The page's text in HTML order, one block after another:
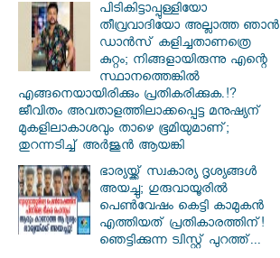
പിടികിട്ടാപ്പുള്ളിയോ
തീവ്രവാദിയോ അല്ലാത്ത ഞാൻ
ഡാൻസ് കളിച്ചതാണത്രെ
കുറ്റം; നിങ്ങളായിരുന്നു എന്റെ
സ്ഥാനത്തെങ്കിൽ
എങ്ങനെയായിരിക്കും പ്രതികരിക്കുക.!?
ജീവിതം അവതാളത്തിലാക്കപ്പെട്ട മനുഷ്യന്
മുകളിലാകാശവും താഴെ ഭൂമിയുമാണ്;
തുറന്നടിച്ച് അർജുൻ ആയങ്കി
ഭാര്യയ്ക്ക് സ്വകാര്യ ദൃശ്യങ്ങൾ
അയച്ചു; ഗുരുവായൂരിൽ
പെൺവേഷം കെട്ടി കാമുകൻ
എത്തിയത് പ്രതികാരത്തിന്!
ഞെട്ടിക്കുന്ന ട്വിസ്റ്റ് പുറത്ത്...